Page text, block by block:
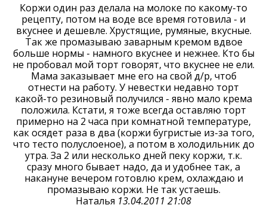
Коржи один раз делала на молоке по какому-то
рецепту, потом на воде все время готовила - и
вкуснее и дешевле. Хрустящие, румяные, вкусные.
Так же промазываю заварным кремом вдвое
больше нормы - намного вкуснее и нежнее. Кто бы
не пробовал мой торт говорят, что вкуснее не ели.
Мама заказывает мне его на свой д/р, чтоб
отнести на работу. У невестки недавно торт
какой-то резиновый получился - явно мало крема
положила. Кстати, я тоже всегда оставляю торт
примерно на 2 часа при комнатной температуре,
как осядет раза в два (коржи бугристые из-за того,
что тесто полуслоеное), а потом в холодильник до
утра. За 2 или несколько дней пеку коржи, т.к.
сразу много бывает надо, да и удобнее так, а
накануне вечером готовлю крем, охлаждаю и
промазываю коржи. Не так устаешь.
Наталья 13.04.2011 21:08